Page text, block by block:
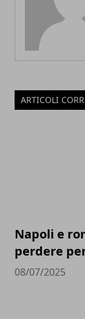
ARTICOLI
Napoli e
perdere
08/07/2025